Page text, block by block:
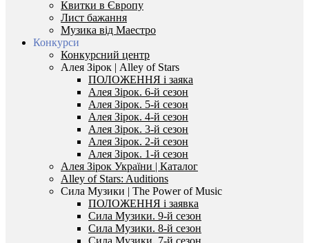
Квитки в Європу
Лист бажання
Музика від Маестро
Конкурси
Конкурсний центр
Алея Зірок | Alley of Stars
ПОЛОЖЕННЯ і заяка
Алея Зірок. 6-й сезон
Алея Зірок. 5-й сезон
Алея Зірок. 4-й сезон
Алея Зірок. 3-й сезон
Алея Зірок. 2-й сезон
Алея Зірок. 1-й сезон
Алея Зірок України | Каталог
Alley of Stars: Auditions
Сила Музики | The Power of Music
ПОЛОЖЕННЯ і заявка
Сила Музики. 9-й сезон
Сила Музики. 8-й сезон
Сила Музики. 7-й сезон